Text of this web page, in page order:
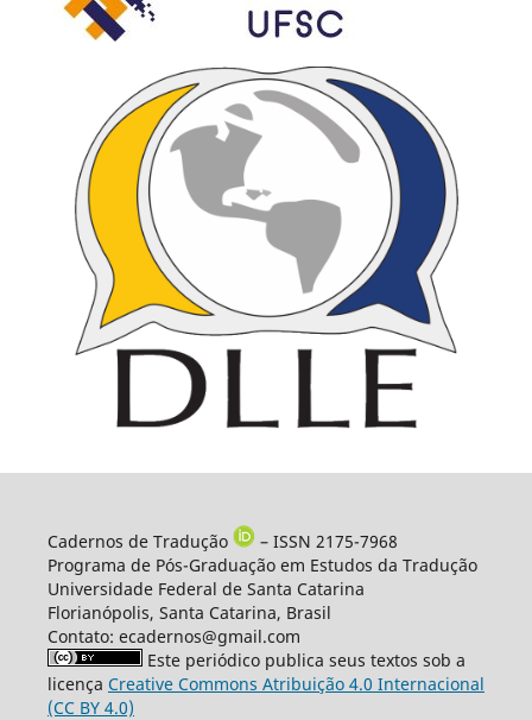
Cadernos de Tradução
– ISSN 2175-7968
Programa de Pós-Graduação em Estudos da Tradução
Universidade Federal de Santa Catarina
Florianópolis, Santa Catarina, Brasil
Contato: ecadernos@gmail.com
Este periódico publica seus textos sob a
licença Creative Commons Atribuição 4.0 Internacional
(CC BY 4.0)